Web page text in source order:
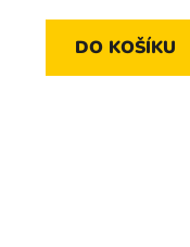
DO KOŠÍKU